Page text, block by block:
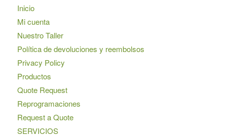
Inicio
Mi cuenta
Nuestro Taller
Política de devoluciones y reembolsos
Privacy Policy
Productos
Quote Request
Reprogramaciones
Request a Quote
SERVICIOS